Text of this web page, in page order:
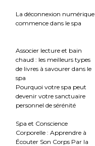
La déconnexion numérique
commence dans le spa
Associer lecture et bain
chaud : les meilleurs types
de livres à savourer dans le
spa
Pourquoi votre spa peut
devenir votre sanctuaire
personnel de sérénité
Spa et Conscience
Corporelle : Apprendre à
Écouter Son Corps Par la